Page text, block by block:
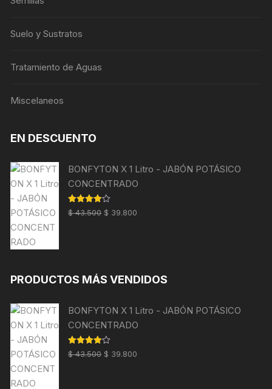
Suelo y Sustratos
Tratamiento de Aguas
Miscelaneos
EN DESCUENTO
BONFYTON X 1 Litro - JABÓN POTÁSICO
CONCENTRADO
Valorado
con 4.00
$43.500 El
$ 39.800
PRODUCTOS MÁS VENDIDOS
BONFYTON X 1 Litro - JABÓN POTÁSICO
CONCENTRADO
Valorado
con 4.00
$43.500 El
$ 39.800